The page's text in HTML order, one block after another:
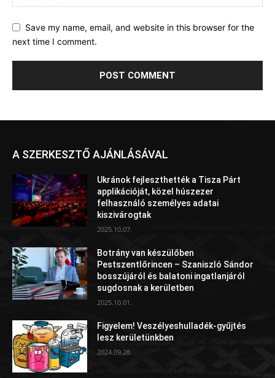
Save my name, email, and website in this browser for the
next time I comment.
A SZERKESZTŐ AJÁNLÁSÁVAL
Ukránok fejleszthették a Tisza Párt
applikációját, közel húszezer
felhasználó személyes adatai
kiszivárogtak
2025.10.07.
Botrány van készülőben
Pestszentlőrincen – Szaniszló Sándor
bosszújáról és balatoni ingatlanjáról
sugdosnak a kerületben
2025.10.01.
Figyelem! Veszélyeshulladék-gyűjtés
lesz kerületünkben
2024.09.28.